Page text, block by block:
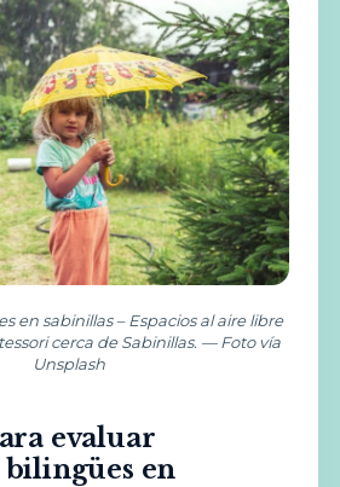
en sabinillas – Espacios al aire libre
cerca de Sabinillas. — Foto vía
Unsplash
evaluar
en